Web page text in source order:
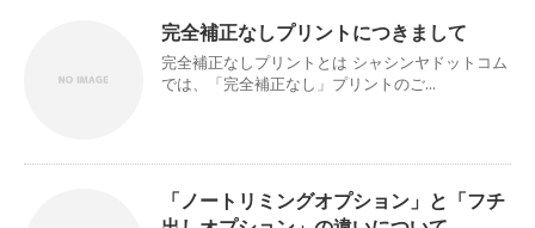
完全補正なしプリントにつきまして
完全補正なしプリントとは シャシンヤドットコム
では、「完全補正なし」プリントのご...
「ノートリミングオプション」と「フチ